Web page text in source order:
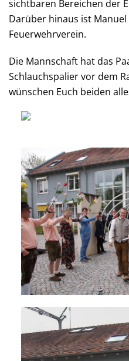
sichtbaren Bereichen der
Darüber hinaus ist
Feuerwehrverein.
Die Mannschaft hat das
Schlauchspalier vor dem
wünschen Euch beiden